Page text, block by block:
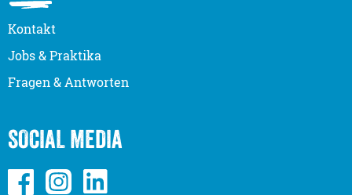
Kontakt
Jobs & Praktika
Fragen & Antworten
SOCIAL MEDIA